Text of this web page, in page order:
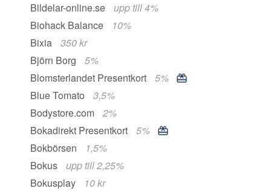
Bildelar-online.se
upp till 4%
Biohack Balance
10%
Bixia
350 kr
Björn Borg
5%
Blomsterlandet Presentkort
5%
Blue Tomato
3,5%
Bodystore.com
2%
Bokadirekt Presentkort
5%
Bokbörsen
1,5%
Bokus
upp till 2,25%
Bokusplay
10 kr